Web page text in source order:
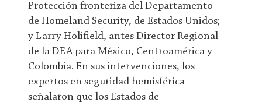
Protección fronteriza del Departamento
de Homeland Security, de Estados Unidos;
y Larry Holifield, antes Director Regional
de la DEA para México, Centroamérica y
Colombia. En sus intervenciones, los
expertos en seguridad hemisférica
señalaron que los Estados de